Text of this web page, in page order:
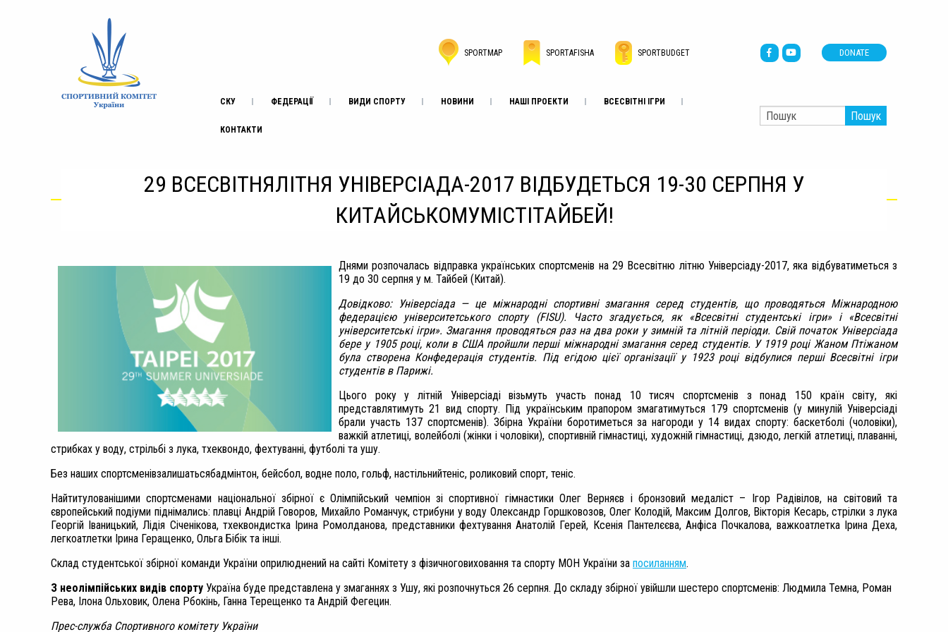
SPORTMAP SPORTAFISHA SPORTBUDGET DONATE
СКУ ФЕДЕРАЦІЇ ВИДИ СПОРТУ НОВИНИ НАШІ ПРОЕКТИ ВСЕСВІТНІ ІГРИ
КОНТАКТИ
Пошук
29 ВСЕСВІТНЯЛІТНЯ УНІВЕРСІАДА-2017 ВІДБУДЕТЬСЯ 19-30 СЕРПНЯ У
КИТАЙСЬКОМУМІСТІТАЙБЕЙ!
Днями розпочалась відправка українських спортсменів на 29 Всесвітню літню Універсіаду-2017, яка відбуватиметься з
19 до 30 серпня у м. Тайбей (Китай).
Довідково: Універсіада — це міжнародні спортивні змагання серед студентів, що проводяться Міжнародною
федерацією університетського спорту (FISU). Часто згадується, як «Всесвітні студентські ігри» і «Всесвітні
університетські ігри». Змагання проводяться раз на два роки у зимній та літній періоди. Свій початок Універсіада
бере у 1905 році, коли в США пройшли перші міжнародні змагання серед студентів. У 1919 році Жаном Птіжаном
була створена Конфедерація студентів. Під егідою цієї організації у 1923 році відбулися перші Всесвітні ігри
студентів в Парижі.
Цього року у літній Універсіаді візьмуть участь понад 10 тисяч спортсменів з понад 150 країн світу, які
представлятимуть 21 вид спорту. Під українським прапором змагатимуться 179 спортсменів (у минулій Універсіаді
брали участь 137 спортсменів). Збірна України боротиметься за нагороди у 14 видах спорту: баскетболі (чоловіки),
важкій атлетиці, волейболі (жінки і чоловіки), спортивній гімнастиці, художній гімнастиці, дзюдо, легкій атлетиці, плаванні,
стрибках у воду, стрільбі з лука, тхеквондо, фехтуванні, футболі та ушу.
Без наших спортсменівзалишатьсябадмінтон, бейсбол, водне поло, гольф, настільнийтеніс, роликовий спорт, теніс.
Найтитулованішими спортсменами національної збірної є Олімпійський чемпіон зі спортивної гімнастики Олег Верняєв і бронзовий медаліст – Ігор Радівілов, на світовий та
європейський подіуми піднімались: плавці Андрій Говоров, Михайло Романчук, стрибуни у воду Олександр Горшковозов, Олег Колодій, Максим Долгов, Вікторія Кесарь, стрілки з лука
Георгій Іваницький, Лідія Січенікова, тхеквондистка Ірина Ромолданова, представники фехтування Анатолій Герей, Ксенія Пантелєєва, Анфіса Почкалова, важкоатлетка Ірина Деха,
легкоатлетки Ірина Геращенко, Ольга Бібік та інші.
Склад студентської збірної команди України оприлюднений на сайті Комітету з фізичноговиховання та спорту МОН України за посиланням.
З неолімпійських видів спорту Україна буде представлена у змаганнях з Ушу, які розпочнуться 26 серпня. До складу збірної увійшли шестеро спортсменів: Людмила Темна, Роман
Рева, Ілона Ольховик, Олена Рбокінь, Ганна Терещенко та Андрій Фегецин.
Прес-служба Спортивного комітету України